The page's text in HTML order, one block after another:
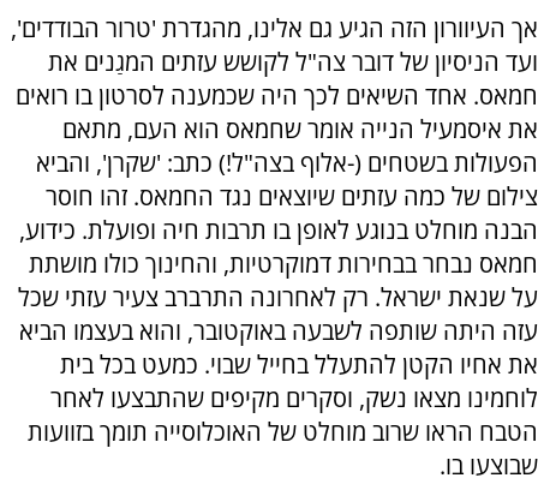
אך העיוורון הזה הגיע גם אלינו, מהגדרת 'טרור הבודדים',
ועד הניסיון של דובר צה"ל לקושש עזתים המגַנים את
חמאס. אחד השיאים לכך היה שכמענה לסרטון בו רואים
את איסמעיל הנייה אומר שחמאס הוא העם, מתאם
הפעולות בשטחים (-אלוף בצה"ל!) כתב: 'שקרן', והביא
צילום של כמה עזתים שיוצאים נגד החמאס. זהו חוסר
הבנה מוחלט בנוגע לאופן בו תרבות חיה ופועלת. כידוע,
חמאס נבחר בבחירות דמוקרטיות, והחינוך כולו מושתת
על שנאת ישראל. רק לאחרונה התרברב צעיר עזתי שכל
עזה היתה שותפה לשבעה באוקטובר, והוא בעצמו הביא
את אחיו הקטן להתעלל בחייל שבוי. כמעט בכל בית
לוחמינו מצאו נשק, וסקרים מקיפים שהתבצעו לאחר
הטבח הראו שרוב מוחלט של האוכלוסייה תומך בזוועות
שבוצעו בו.